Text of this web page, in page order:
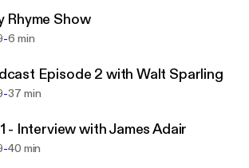
by a Dash, that Dash represents
to search for ways to maximize
Rhyme Show
-6 min
Episode 2 with Walt Sparling
-37 min
- Interview with James Adair
-40 min